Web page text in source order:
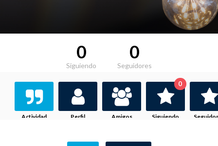
0
Siguiendo
0
Seguidores
Actividad Perfil Amigos Siguiendo
0